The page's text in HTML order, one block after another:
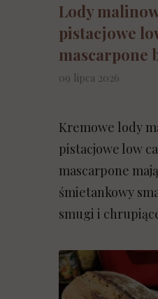
Lody
pistacjowe
mascarpone
09 lipca 2026
Kremowe lody
pistacjowe low
mascarpone
śmietankowy
smugi i